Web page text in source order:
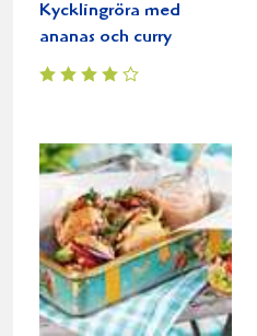
Kycklingröra med
ananas och curry